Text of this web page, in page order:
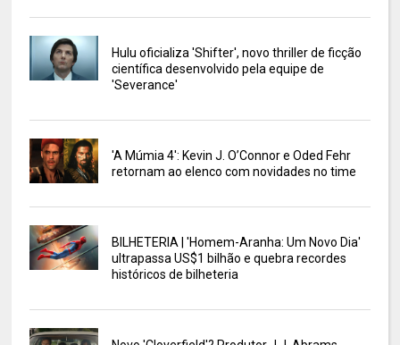
Hulu oficializa 'Shifter', novo thriller de ficção
científica desenvolvido pela equipe de
'Severance'
'A Múmia 4': Kevin J. O’Connor e Oded Fehr
retornam ao elenco com novidades no time
BILHETERIA | 'Homem-Aranha: Um Novo Dia'
ultrapassa US$1 bilhão e quebra recordes
históricos de bilheteria